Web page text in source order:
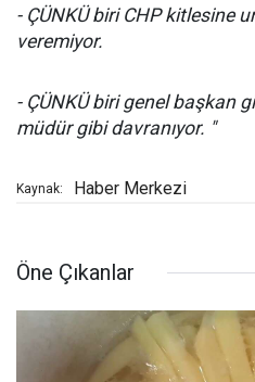
- ÇÜNKÜ biri CHP kitlesine
veremiyor.
- ÇÜNKÜ biri genel başkan
müdür gibi davranıyor. "
Kaynak: Haber Merkezi
Öne Çıkanlar